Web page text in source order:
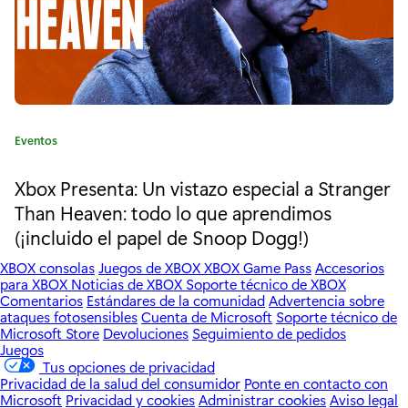
r
s
o
e
G
e
a
r
o
C
t
e
g
o
í
a
:
Eventos
Xbox Presenta: Un vistazo especial a Stranger
Than Heaven: todo lo que aprendimos
(¡incluido el papel de Snoop Dogg!)
XBOX consolasJuegos de XBOXXBOX Game PassAccesorios
para XBOX Noticias de XBOX Soporte técnico de XBOX
Comentarios Estándares de la comunidadAdvertencia sobre
ataques fotosensiblesCuenta de Microsoft Soporte técnico de
Microsoft Store Devoluciones Seguimiento de pedidos
Juegos
Tus opciones de privacidad
Privacidad de la salud del consumidor Ponte en contacto con
Microsoft Privacidad y cookiesAdministrar cookiesAviso legal